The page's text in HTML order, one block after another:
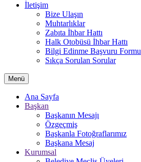
İletişim
Bize Ulaşın
Muhtarlıklar
Zabıta İhbar Hattı
Halk Otobüsü İhbar Hattı
Bilgi Edinme Başvuru Formu
Sıkça Sorulan Sorular
Menü
Ana Sayfa
Başkan
Başkanın Mesajı
Özgeçmiş
Başkanla Fotoğraflarımız
Başkana Mesaj
Kurumsal